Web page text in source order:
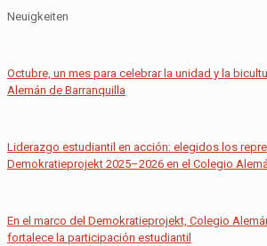
Neuigkeiten
Octubre, un mes para celebrar la unidad y la
Alemán de Barranquilla
Liderazgo estudiantil en acción: elegidos los
Demokratieprojekt 2025–2026 en el Colegio
En el marco del Demokratieprojekt, Colegio
fortalece la participación estudiantil